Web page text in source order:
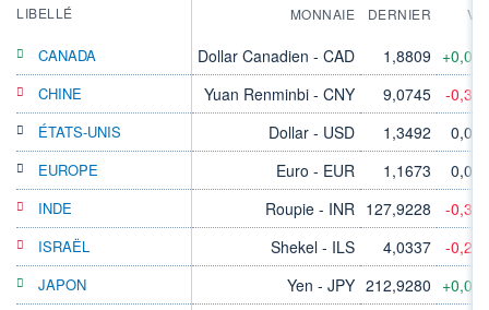
LIBELLÉ MONNAIE DERNIER
CANADA Dollar Canadien - CAD 1,8809
CHINE Yuan Renminbi - CNY 9,0745 -
ÉTATS-UNIS Dollar - USD 1,3492
EUROPE Euro - EUR 1,1673
INDE Roupie - INR 127,9228 -
ISRAËL Shekel - ILS 4,0337 -
JAPON Yen - JPY 212,9280